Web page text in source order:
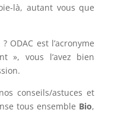
là, autant vous que
ODAC est l’acronyme
», vous l’avez bien
conseils/astuces et
tous ensemble Bio,